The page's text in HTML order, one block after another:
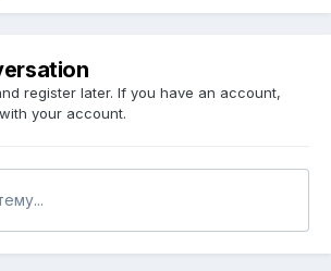
register later. If you have an account,
your account.